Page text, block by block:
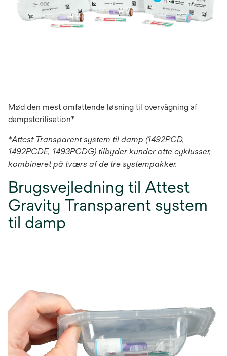
Mød den mest omfattende løsning til overvågning af
dampsterilisation*
*Attest Transparent system til damp (1492PCD,
1492PCDE, 1493PCDG) tilbyder kunder otte cyklusser,
kombineret på tværs af de tre systempakker.
Brugsvejledning til Attest
Gravity Transparent system
til damp